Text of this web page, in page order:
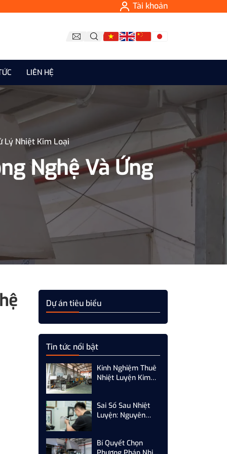
Tài khoản
LIÊN HỆ
Lý Nhiệt Kim Loại
Nghệ Và Ứng
Dự án tiêu biểu
Tin tức nổi bật
Kinh Nghiệm Thuê
Nhiệt Luyện Kim
Sai Số Sau Nhiệt
Luyện: Nguyên
Soát Toàn Diện
Bí Quyết Chọn